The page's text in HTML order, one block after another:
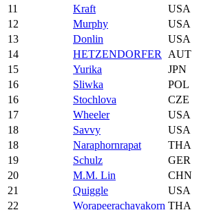
11
Kraft USA
12
Murphy USA
13
Donlin USA
14
HETZENDORFER AUT
15
Yurika JPN
16
Sliwka POL
16
Stochlova CZE
17
Wheeler USA
18
Savvy USA
18
Naraphornrapat THA
19
Schulz GER
20
M.M. Lin CHN
21
Quiggle USA
22
Worapeerachayakorn THA